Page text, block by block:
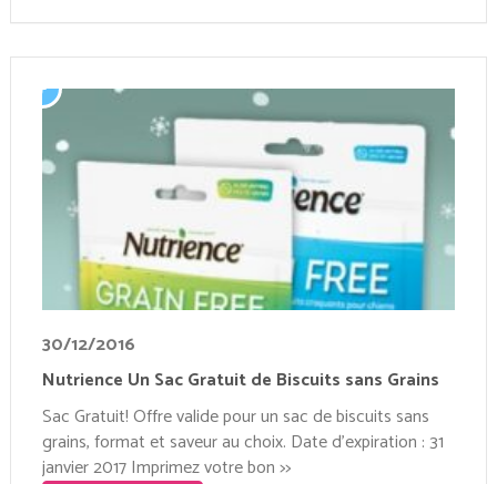
30/12/2016
Nutrience Un Sac Gratuit de Biscuits sans Grains
Sac Gratuit! Offre valide pour un sac de biscuits sans
grains, format et saveur au choix. Date d’expiration : 31
janvier 2017 Imprimez votre bon >>